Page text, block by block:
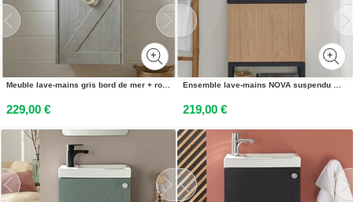
Meuble lave-mains gris bord de mer + robinet MISTRAL
229,00 €
Ensemble lave-mains NOVA suspendu métal et bois avec robinet noir
219,00 €